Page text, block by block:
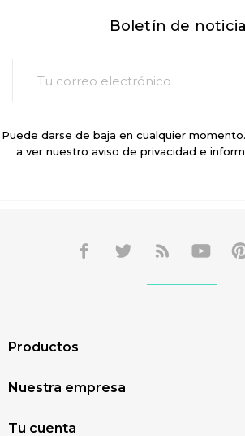
Boletín de
Puede darse de baja en cualquier
a ver nuestro aviso de privacidad e
Productos
Nuestra empresa
Tu cuenta